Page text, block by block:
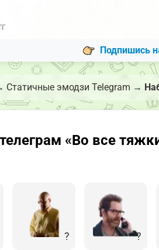
Подпишись
Статичные эмодзи Telegram →
«Во все
? ?